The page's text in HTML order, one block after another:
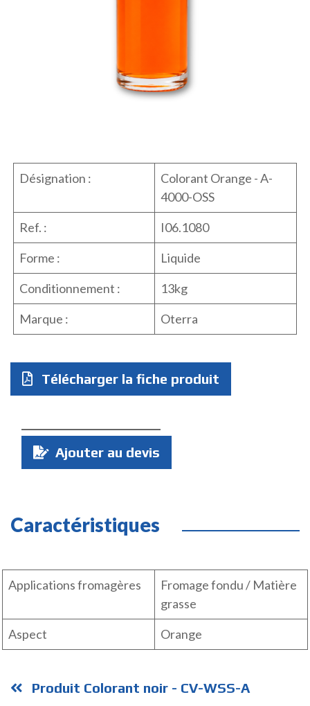
Désignation :
Colorant Orange - A-
4000-OSS
Ref. :
I06.1080
Forme :
Liquide
Conditionnement :
13kg
Marque :
Oterra
Télécharger la fiche produit
Quantité
Ajouter au devis
Caractéristiques
Applications fromagères
Fromage fondu / Matière
grasse
Aspect
Orange
Produit Colorant noir - CV-WSS-A